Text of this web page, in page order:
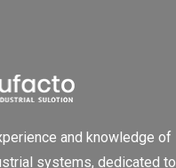
and knowledge of
systems, dedicated to